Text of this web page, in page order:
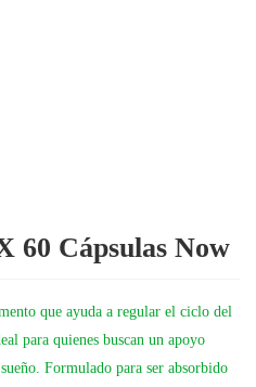
60 Cápsulas Now
que ayuda a regular el ciclo del
para quienes buscan un apoyo
Formulado para ser absorbido